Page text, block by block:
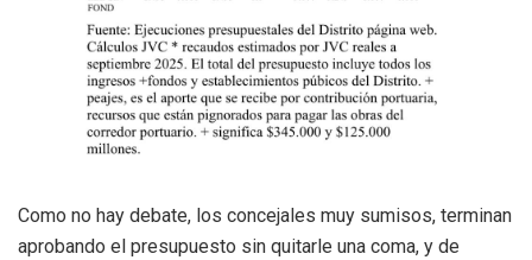
Como no hay debate, los concejales muy sumisos, terminan
aprobando el presupuesto sin quitarle una coma, y de